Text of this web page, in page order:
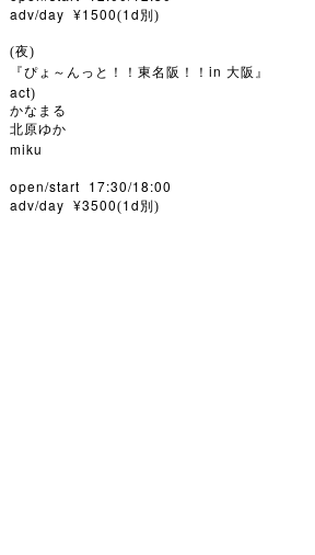
adv/day ¥1500(1d 別)
(夜)
『ぴょ～んっと！！東名阪！！ in 大阪』
act)
かなまる
北原ゆか
miku
open/start 17:30/18:00
adv/day ¥3500(1d 別)